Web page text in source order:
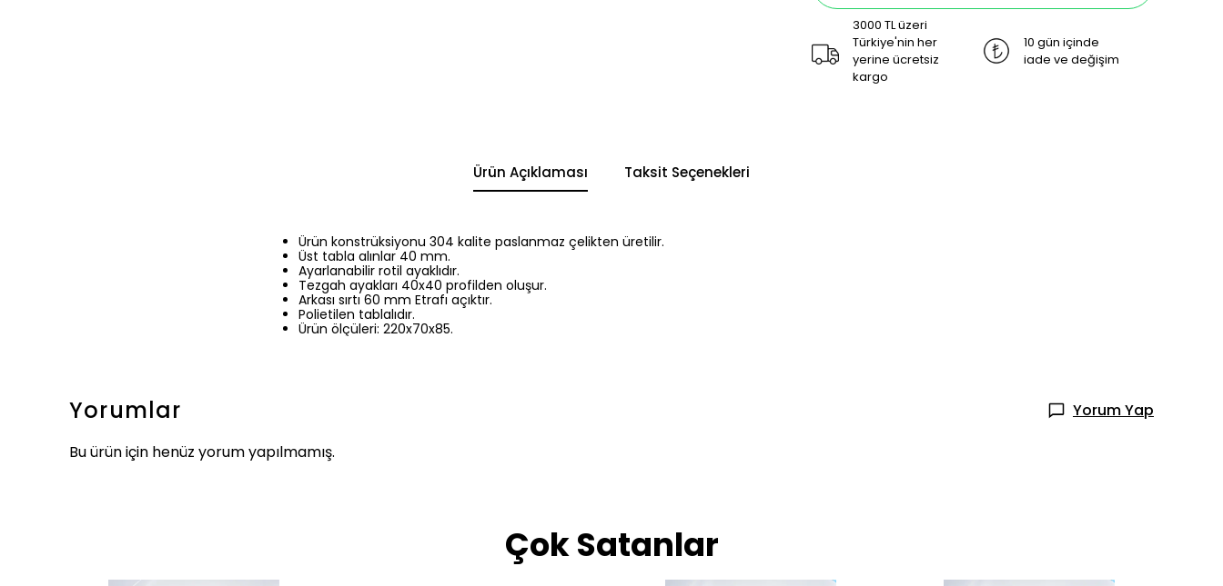
3000 TL üzeri
Türkiye'nin her
yerine ücretsiz
kargo
10 gün içinde
iade ve değişim
Ürün Açıklaması Taksit Seçenekleri
Ürün konstrüksiyonu 304 kalite paslanmaz çelikten üretilir.
Üst tabla alınlar 40 mm.
Ayarlanabilir rotil ayaklıdır.
Tezgah ayakları 40x40 profilden oluşur.
Arkası sırtı 60 mm Etrafı açıktır.
Polietilen tablalıdır.
Ürün ölçüleri: 220x70x85.
Yorumlar
Yorum Yap
Bu ürün için henüz yorum yapılmamış.
Çok Satanlar